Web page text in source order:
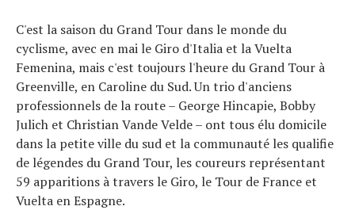
C'est la saison du Grand Tour dans le monde du
cyclisme, avec en mai le Giro d'Italia et la Vuelta
Femenina, mais c'est toujours l'heure du Grand Tour à
Greenville, en Caroline du Sud. Un trio d'anciens
professionnels de la route – George Hincapie, Bobby
Julich et Christian Vande Velde – ont tous élu domicile
dans la petite ville du sud et la communauté les qualifie
de légendes du Grand Tour, les coureurs représentant
59 apparitions à travers le Giro, le Tour de France et
Vuelta en Espagne.